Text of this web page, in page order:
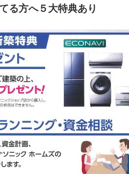
る方へ５大特典あり